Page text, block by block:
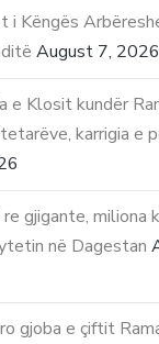
i Këngës
August 7, 2026
e Klosit kundër
karrigia e
gjigante, miliona
në Dagestan
gjoba e çiftit